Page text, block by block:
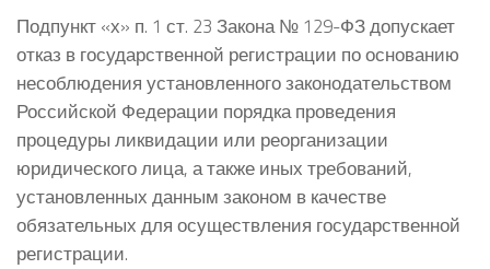
Подпункт «х» п. 1 ст. 23 Закона № 129-ФЗ допускает
отказ в государственной регистрации по основанию
несоблюдения установленного законодательством
Российской Федерации порядка проведения
процедуры ликвидации или реорганизации
юридического лица, а также иных требований,
установленных данным законом в качестве
обязательных для осуществления государственной
регистрации.